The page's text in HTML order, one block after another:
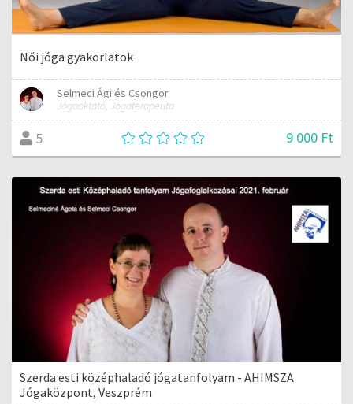
Női jóga gyakorlatok
Selmeci Ági és Csongor
Jógaoktató, Jógaterapeuta
5 9 000 Ft
Szerda esti középhaladó jógatanfolyam - AHIMSZA
Jógaközpont, Veszprém